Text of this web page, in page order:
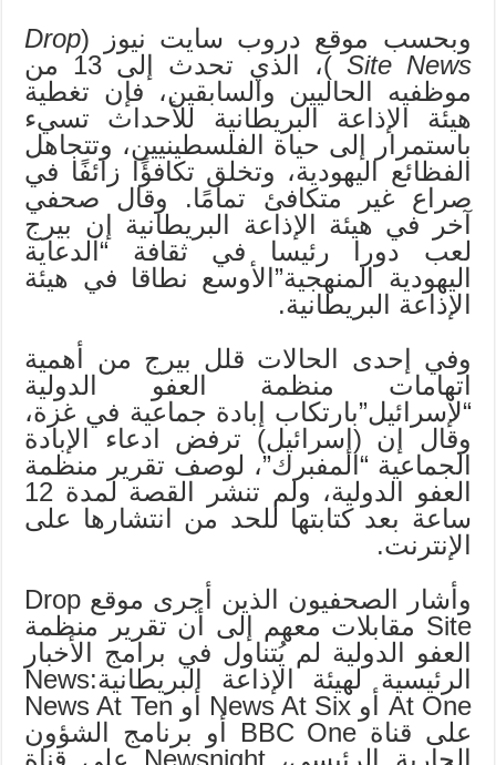
وبحسب موقع دروب سايت نيوز (Drop
Site News
)، الذي تحدث إلى 13 من
موظفيه الحاليين والسابقين، فإن تغطية
هيئة الإذاعة البريطانية للأحداث تسيء
باستمرار إلى حياة الفلسطينيين، وتتجاهل
الفظائع اليهودية، وتخلق تكافؤًا زائفًا في
صراع غير متكافئ تمامًا. وقال صحفي
آخر في هيئة الإذاعة البريطانية إن بيرج
لعب دورا رئيسا في ثقافة “الدعاية
اليهودية المنهجية”الأوسع نطاقا في هيئة
الإذاعة البريطانية.
وفي إحدى الحالات قلل بيرج من أهمية
اتهامات منظمة العفو الدولية
“لإسرائيل”بارتكاب إبادة جماعية في غزة،
وقال إن (إسرائيل) ترفض ادعاء الإبادة
الجماعية “المفبرك”، لوصف تقرير منظمة
العفو الدولية، ولم تنشر القصة لمدة 12
ساعة بعد كتابتها للحد من انتشارها على
الإنترنت.
وأشار الصحفيون الذين أجرى موقع Drop
Site مقابلات معهم إلى أن تقرير منظمة
العفو الدولية لم يُتناول في برامج الأخبار
الرئيسية لهيئة الإذاعة البريطانية:News
At One أو News At Six أو News At Ten
على قناة BBC One أو برنامج الشؤون
الجارية الرئيسي، Newsnight على قناة